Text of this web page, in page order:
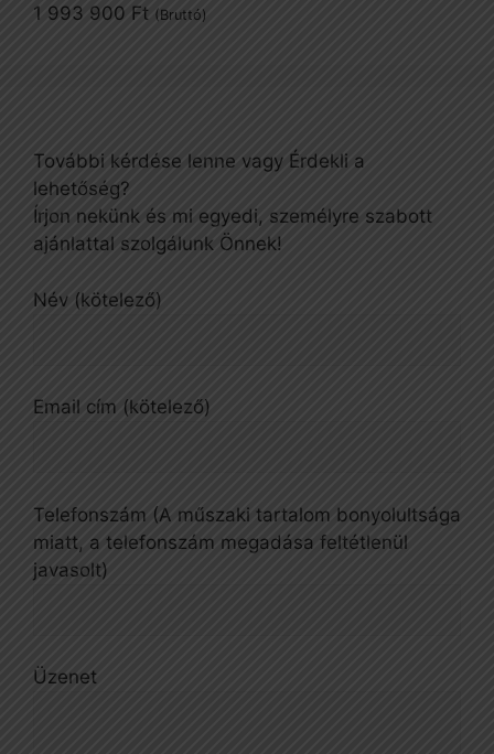
1 993 900 Ft (Bruttó)
További kérdése lenne vagy Érdekli a
lehetőség?
Írjon nekünk és mi egyedi, személyre szabott
ajánlattal szolgálunk Önnek!
Név (kötelező)
Email cím (kötelező)
Telefonszám (A műszaki tartalom bonyolultsága
miatt, a telefonszám megadása feltétlenül
javasolt)
Üzenet